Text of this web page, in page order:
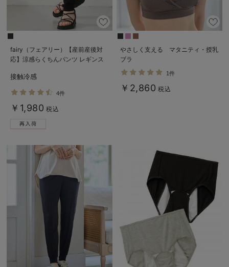
fairy（フェアリー）【産前産後対
応】涼感らくちんパンツ レギンス
接触冷感
4件
￥1,980 税込
やさしく支える マタニティ・授乳
ブラ
1件
￥2,860 税込